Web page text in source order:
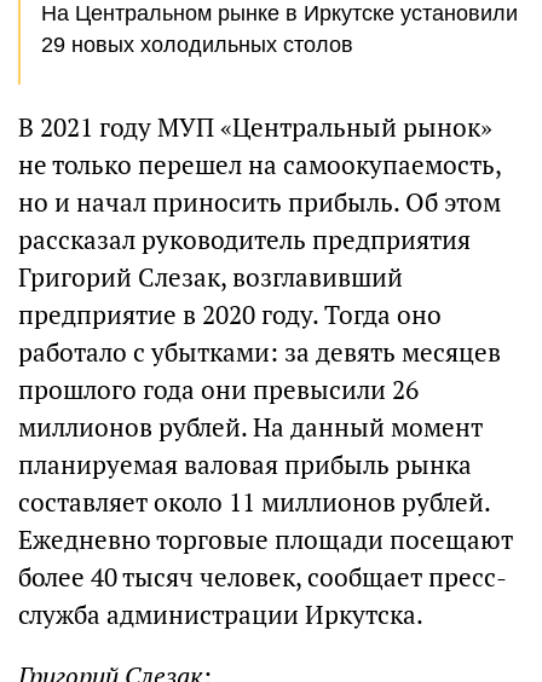
На Центральном рынке в Иркутске установили
29 новых холодильных столов
В 2021 году МУП «Центральный рынок»
не только перешел на самоокупаемость,
но и начал приносить прибыль. Об этом
рассказал руководитель предприятия
Григорий Слезак, возглавивший
предприятие в 2020 году. Тогда оно
работало с убытками: за девять месяцев
прошлого года они превысили 26
миллионов рублей. На данный момент
планируемая валовая прибыль рынка
составляет около 11 миллионов рублей.
Ежедневно торговые площади посещают
более 40 тысяч человек, сообщает пресс-
служба администрации Иркутска.